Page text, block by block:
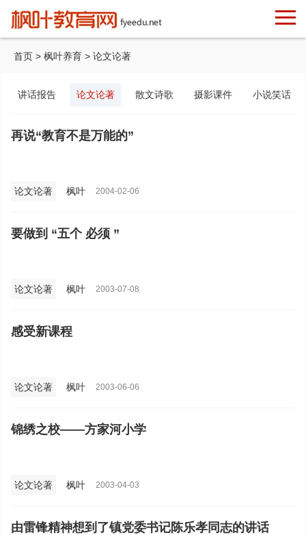
首页 > 枫叶养育 > 论文论著
讲话报告 论文论著 散文诗歌 摄影课件 小说笑话
再说“教育不是万能的”
论文论著 枫叶 2004-02-06
要做到 “五个 必须 ”
论文论著 枫叶 2003-07-08
感受新课程
论文论著 枫叶 2003-06-06
锦绣之校——方家河小学
论文论著 枫叶 2003-04-03
由雷锋精神想到了镇党委书记陈乐孝同志的讲话